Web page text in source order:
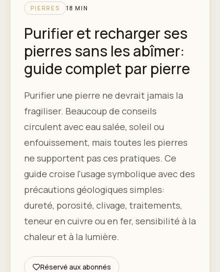
PIERRES 18 MIN
Purifier et recharger ses
pierres sans les abîmer:
guide complet par pierre
Purifier une pierre ne devrait jamais la
fragiliser. Beaucoup de conseils
circulent avec eau salée, soleil ou
enfouissement, mais toutes les pierres
ne supportent pas ces pratiques. Ce
guide croise l'usage symbolique avec des
précautions géologiques simples:
dureté, porosité, clivage, traitements,
teneur en cuivre ou en fer, sensibilité à la
chaleur et à la lumière.
Réservé aux abonnés